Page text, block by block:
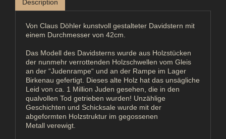
Description
Von Claus Döhler kunstvoll gestalteter Davidstern mit
einem Durchmesser von 42cm.
Das Modell des Davidsterns wurde aus Holzstücken
der nunmehr verrottenden Holzschwellen vom Gleis
an der “Judenrampe“ und an der Rampe im Lager
Birkenau gefertigt. Dieses alte Holz hat das unsägliche
Leid von ca. 1 Million Juden gesehen, die in den
qualvollen Tod getrieben wurden! Unzählige
Geschichten und Schicksale wurde mit der
abgeformten Holzstruktur im gegossenen
Metall verewigt.